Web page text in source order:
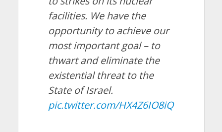
facilities. We have the
opportunity to achieve our
most important goal – to
thwart and eliminate the
existential threat to the
State of Israel.
pic.twitter.com/HX4Z6IO8iQ